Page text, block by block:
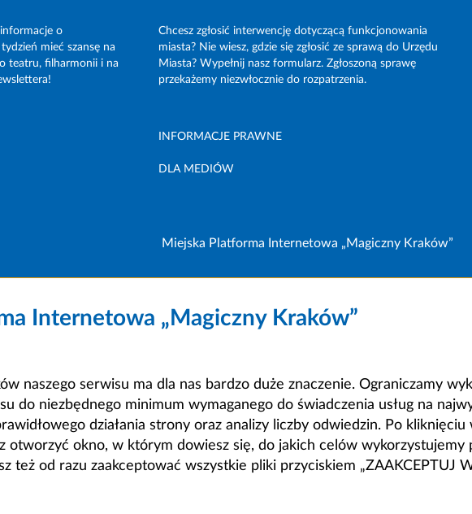
o
mieć szansę na
teatru, filharmonii i na
Chcesz zgłosić interwencję dotyczącą funkcjonowania
miasta? Nie wiesz, gdzie się zgłosić ze sprawą do Urzędu
Miasta? Wypełnij nasz formularz. Zgłoszoną sprawę
przekażemy niezwłocznie do rozpatrzenia.
INFORMACJE PRAWNE
DLA MEDIÓW
Miejska Platforma Internetowa „Magiczny Kraków”
Internetowa „Magiczny Kraków”
naszego serwisu ma dla nas bardzo duże znaczenie. Ograniczamy
do niezbędnego minimum wymaganego do świadczenia usług na
działania strony oraz analizy liczby odwiedzin. Po kliknięciu
otworzyć okno, w którym dowiesz się, do jakich celów wykorzystujemy
też od razu zaakceptować wszystkie pliki przyciskiem „ZAAKCEPTUJ